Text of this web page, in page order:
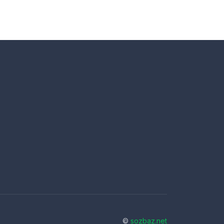
© sozbaz.net